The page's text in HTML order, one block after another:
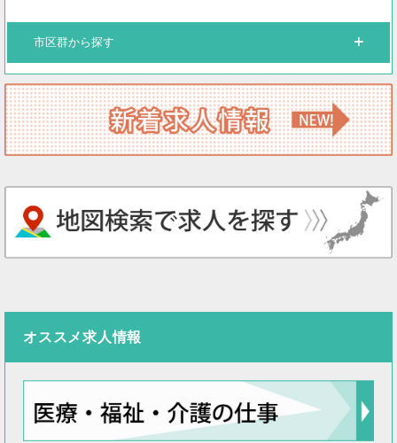
市区群から探す
オススメ求人情報